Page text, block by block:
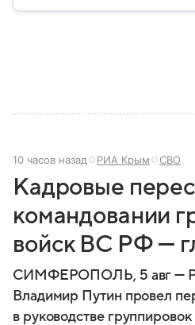
10 часов назад РИА Крым СВО
Кадровые
командовании
войск ВС РФ —
СИМФЕРОПОЛЬ, 5 авг —
Владимир Путин провел
в руководстве